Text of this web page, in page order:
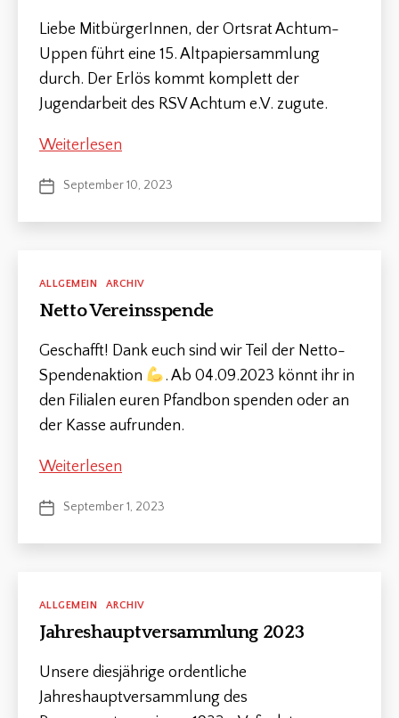
Liebe MitbürgerInnen, der Ortsrat Achtum-
Uppen führt eine 15. Altpapiersammlung
durch. Der Erlös kommt komplett der
Jugendarbeit des RSV Achtum e.V. zugute.
Weiterlesen
des
Ortsrates
Veröffentlichungsdatum
September 10, 2023
Kategorien
ALLGEMEIN ARCHIV
Netto Vereinsspende
Geschafft! Dank euch sind wir Teil der Netto-
Spendenaktion
. Ab 04.09.2023 könnt ihr in
den Filialen euren Pfandbon spenden oder an
der Kasse aufrunden.
Weiterlesen
Veröffentlichungsdatum
September 1, 2023
Kategorien
ALLGEMEIN ARCHIV
Jahreshauptversammlung 2023
Unsere diesjährige ordentliche
Jahreshauptversammlung des